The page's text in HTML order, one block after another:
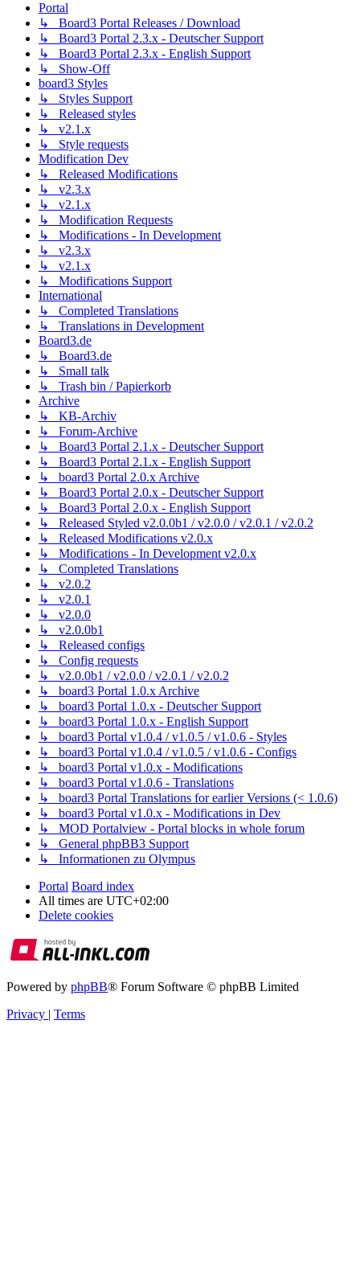
Portal
↳ Board3 Portal Releases / Download
↳ Board3 Portal 2.3.x - Deutscher Support
↳ Board3 Portal 2.3.x - English Support
↳ Show-Off
board3 Styles
↳ Styles Support
↳ Released styles
↳ v2.1.x
↳ Style requests
Modification Dev
↳ Released Modifications
↳ v2.3.x
↳ v2.1.x
↳ Modification Requests
↳ Modifications - In Development
↳ v2.3.x
↳ v2.1.x
↳ Modifications Support
International
↳ Completed Translations
↳ Translations in Development
Board3.de
↳ Board3.de
↳ Small talk
↳ Trash bin / Papierkorb
Archive
↳ KB-Archiv
↳ Forum-Archive
↳ Board3 Portal 2.1.x - Deutscher Support
↳ Board3 Portal 2.1.x - English Support
↳ board3 Portal 2.0.x Archive
↳ Board3 Portal 2.0.x - Deutscher Support
↳ Board3 Portal 2.0.x - English Support
↳ Released Styled v2.0.0b1 / v2.0.0 / v2.0.1 / v2.0.2
↳ Released Modifications v2.0.x
↳ Modifications - In Development v2.0.x
↳ Completed Translations
↳ v2.0.2
↳ v2.0.1
↳ v2.0.0
↳ v2.0.0b1
↳ Released configs
↳ Config requests
↳ v2.0.0b1 / v2.0.0 / v2.0.1 / v2.0.2
↳ board3 Portal 1.0.x Archive
↳ board3 Portal 1.0.x - Deutscher Support
↳ board3 Portal 1.0.x - English Support
↳ board3 Portal v1.0.4 / v1.0.5 / v1.0.6 - Styles
↳ board3 Portal v1.0.4 / v1.0.5 / v1.0.6 - Configs
↳ board3 Portal v1.0.x - Modifications
↳ board3 Portal v1.0.6 - Translations
↳ board3 Portal Translations for earlier Versions (< 1.0.6)
↳ board3 Portal v1.0.x - Modifications in Dev
↳ MOD Portalview - Portal blocks in whole forum
↳ General phpBB3 Support
↳ Informationen zu Olympus
Portal Board index
All times are UTC+02:00
Delete cookies
Powered by phpBB® Forum Software © phpBB Limited
Privacy | Terms